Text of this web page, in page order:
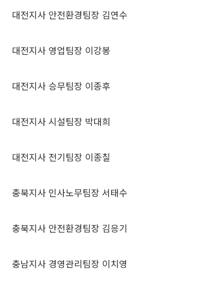
대전지사 안전환경팀장 김연수
대전지사 영업팀장 이강봉
대전지사 승무팀장 이종후
대전지사 시설팀장 박대희
대전지사 전기팀장 이종칠
충북지사 인사노무팀장 서태수
충북지사 안전환경팀장 김응기
충남지사 경영관리팀장 이치영